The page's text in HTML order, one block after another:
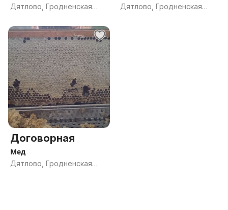
Дятлово, Гродненская
Дятлово, Гродненская
Договорная
Мед
Дятлово, Гродненская